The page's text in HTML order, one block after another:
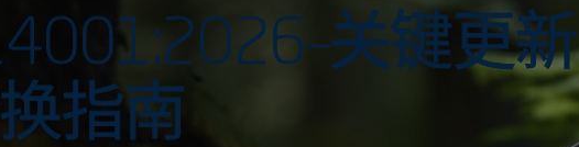
关键更新
指南